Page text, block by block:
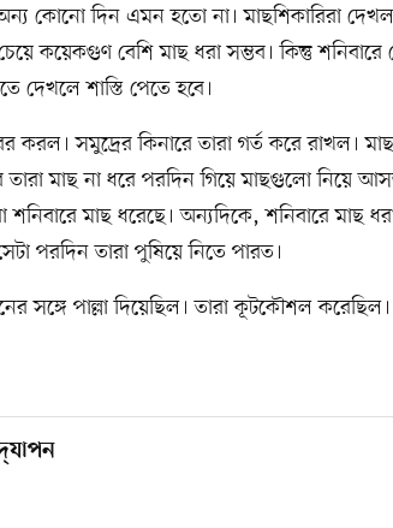
কোনো দিন এমন হতো না। মাছশিকারিরা দেখল
কয়েকগুণ বেশি মাছ ধরা সম্ভব। কিন্তু
দেখলে শাস্তি পেতে হবে।
করল। সমুদ্রের কিনারে তারা গর্ত করে রাখল।
মাছ না ধরে পরদিন গিয়ে মাছগুলো নিয়ে
মাছ ধরেছে। অন্যদিকে, শনিবারে মাছ
পরদিন তারা পুষিয়ে নিতে পারত।
সঙ্গে পাল্লা দিয়েছিল। তারা কূটকৌশল